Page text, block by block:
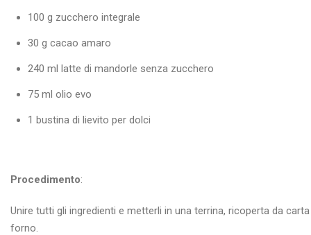
100 g zucchero integrale
30 g cacao amaro
240 ml latte di mandorle senza zucchero
75 ml olio evo
1 bustina di lievito per dolci
Procedimento:
Unire tutti gli ingredienti e metterli in una terrina, ricoperta da carta
forno.